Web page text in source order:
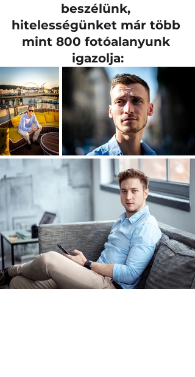
beszélünk,
hitelességünket már több
mint 800 fotóalanyunk
igazolja: